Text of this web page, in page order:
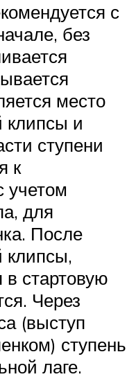
с
без
место
клипсы и
ступени
к
учетом
для
После
клипсы,
в стартовую
Через
(выступ
ступень
лаге.